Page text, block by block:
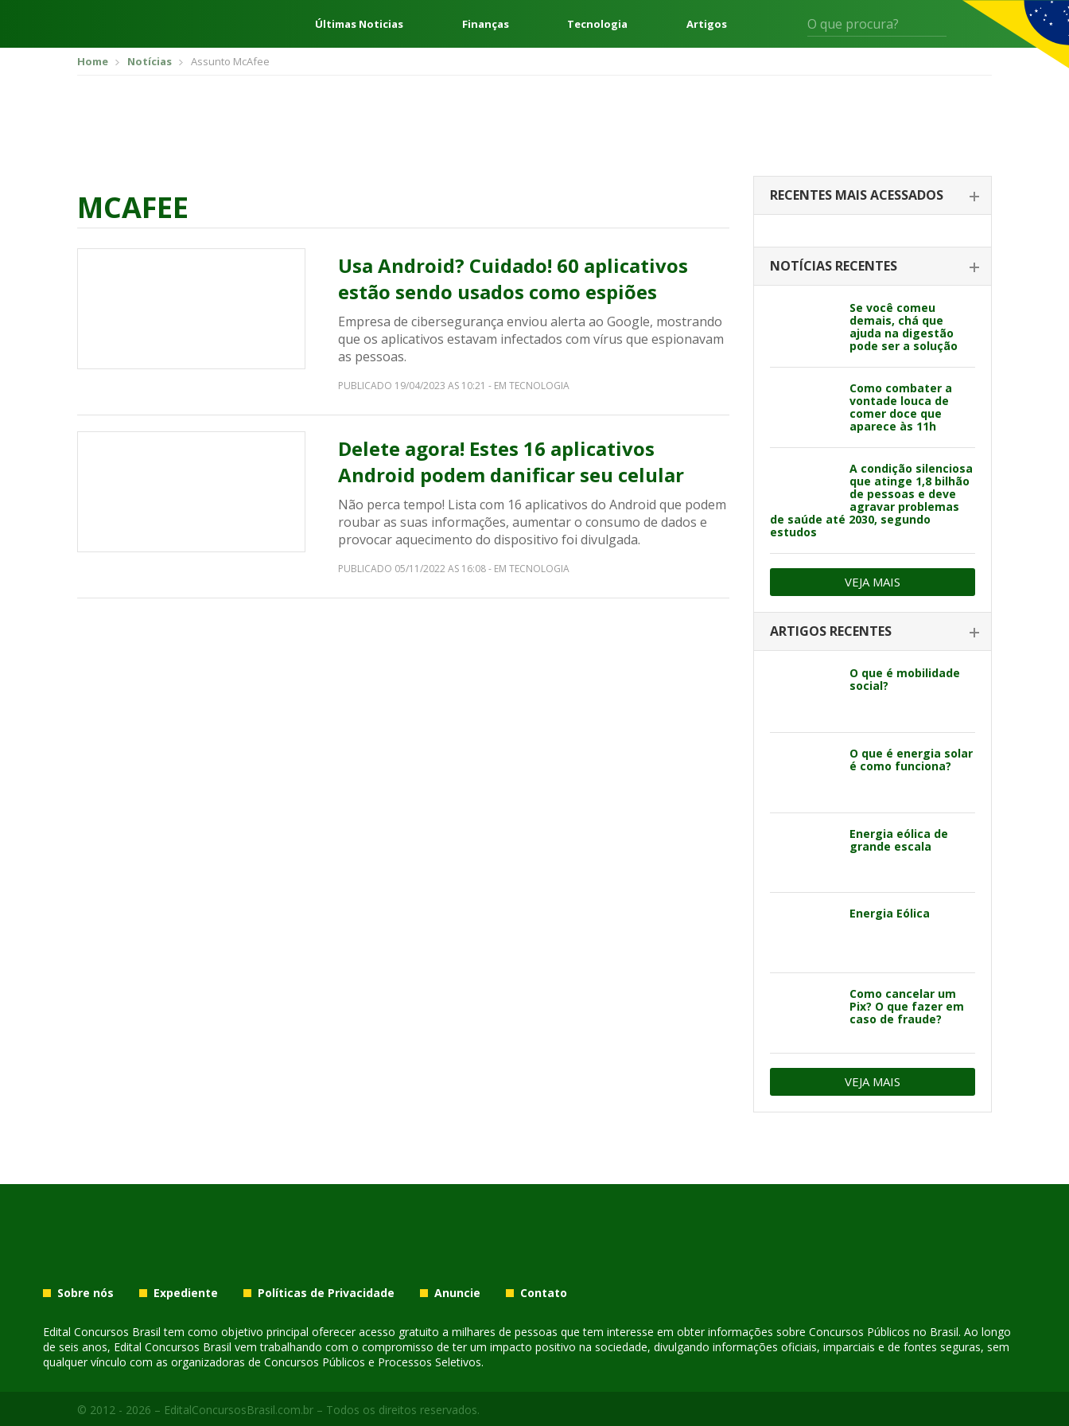
Últimas Noticias Finanças Tecnologia Artigos
Home Notícias Assunto McAfee
MCAFEE
Usa Android? Cuidado! 60 aplicativos
estão sendo usados como espiões
Empresa de cibersegurança enviou alerta ao Google, mostrando
que os aplicativos estavam infectados com vírus que espionavam
as pessoas.
PUBLICADO 19/04/2023 AS 10:21 - EM TECNOLOGIA
Delete agora! Estes 16 aplicativos
Android podem danificar seu celular
Não perca tempo! Lista com 16 aplicativos do Android que podem
roubar as suas informações, aumentar o consumo de dados e
provocar aquecimento do dispositivo foi divulgada.
PUBLICADO 05/11/2022 AS 16:08 - EM TECNOLOGIA
RECENTES MAIS ACESSADOS
NOTÍCIAS RECENTES
Se você comeu
demais, chá que
ajuda na digestão
pode ser a solução
Como combater a
vontade louca de
comer doce que
aparece às 11h
A condição silenciosa
que atinge 1,8 bilhão
de pessoas e deve
agravar problemas
de saúde até 2030, segundo
estudos
VEJA MAIS
ARTIGOS RECENTES
O que é mobilidade
social?
O que é energia solar
é como funciona?
Energia eólica de
grande escala
Energia Eólica
Como cancelar um
Pix? O que fazer em
caso de fraude?
VEJA MAIS
Sobre nós Expediente Políticas de Privacidade Anuncie Contato
Edital Concursos Brasil tem como objetivo principal oferecer acesso gratuito a milhares de pessoas que tem interesse em obter informações sobre Concursos Públicos no Brasil. Ao longo
de seis anos, Edital Concursos Brasil vem trabalhando com o compromisso de ter um impacto positivo na sociedade, divulgando informações oficiais, imparciais e de fontes seguras, sem
qualquer vínculo com as organizadoras de Concursos Públicos e Processos Seletivos.
© 2012 - 2026 – EditalConcursosBrasil.com.br – Todos os direitos reservados.